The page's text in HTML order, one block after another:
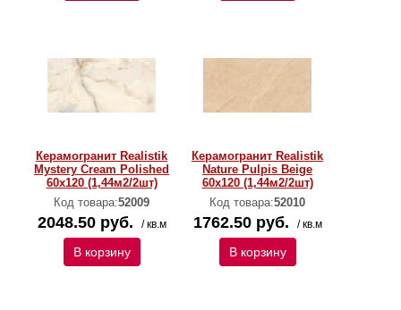
Керамогранит Realistik
Mystery Cream Polished
60х120 (1,44м2/2шт)
Код товара:52009
2048.50 руб. / кв.м
В корзину
Керамогранит Realistik
Nature Pulpis Beige
60x120 (1,44м2/2шт)
Код товара:52010
1762.50 руб. / кв.м
В корзину